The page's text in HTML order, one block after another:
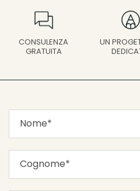
CONSULENZA
GRATUITA
UN